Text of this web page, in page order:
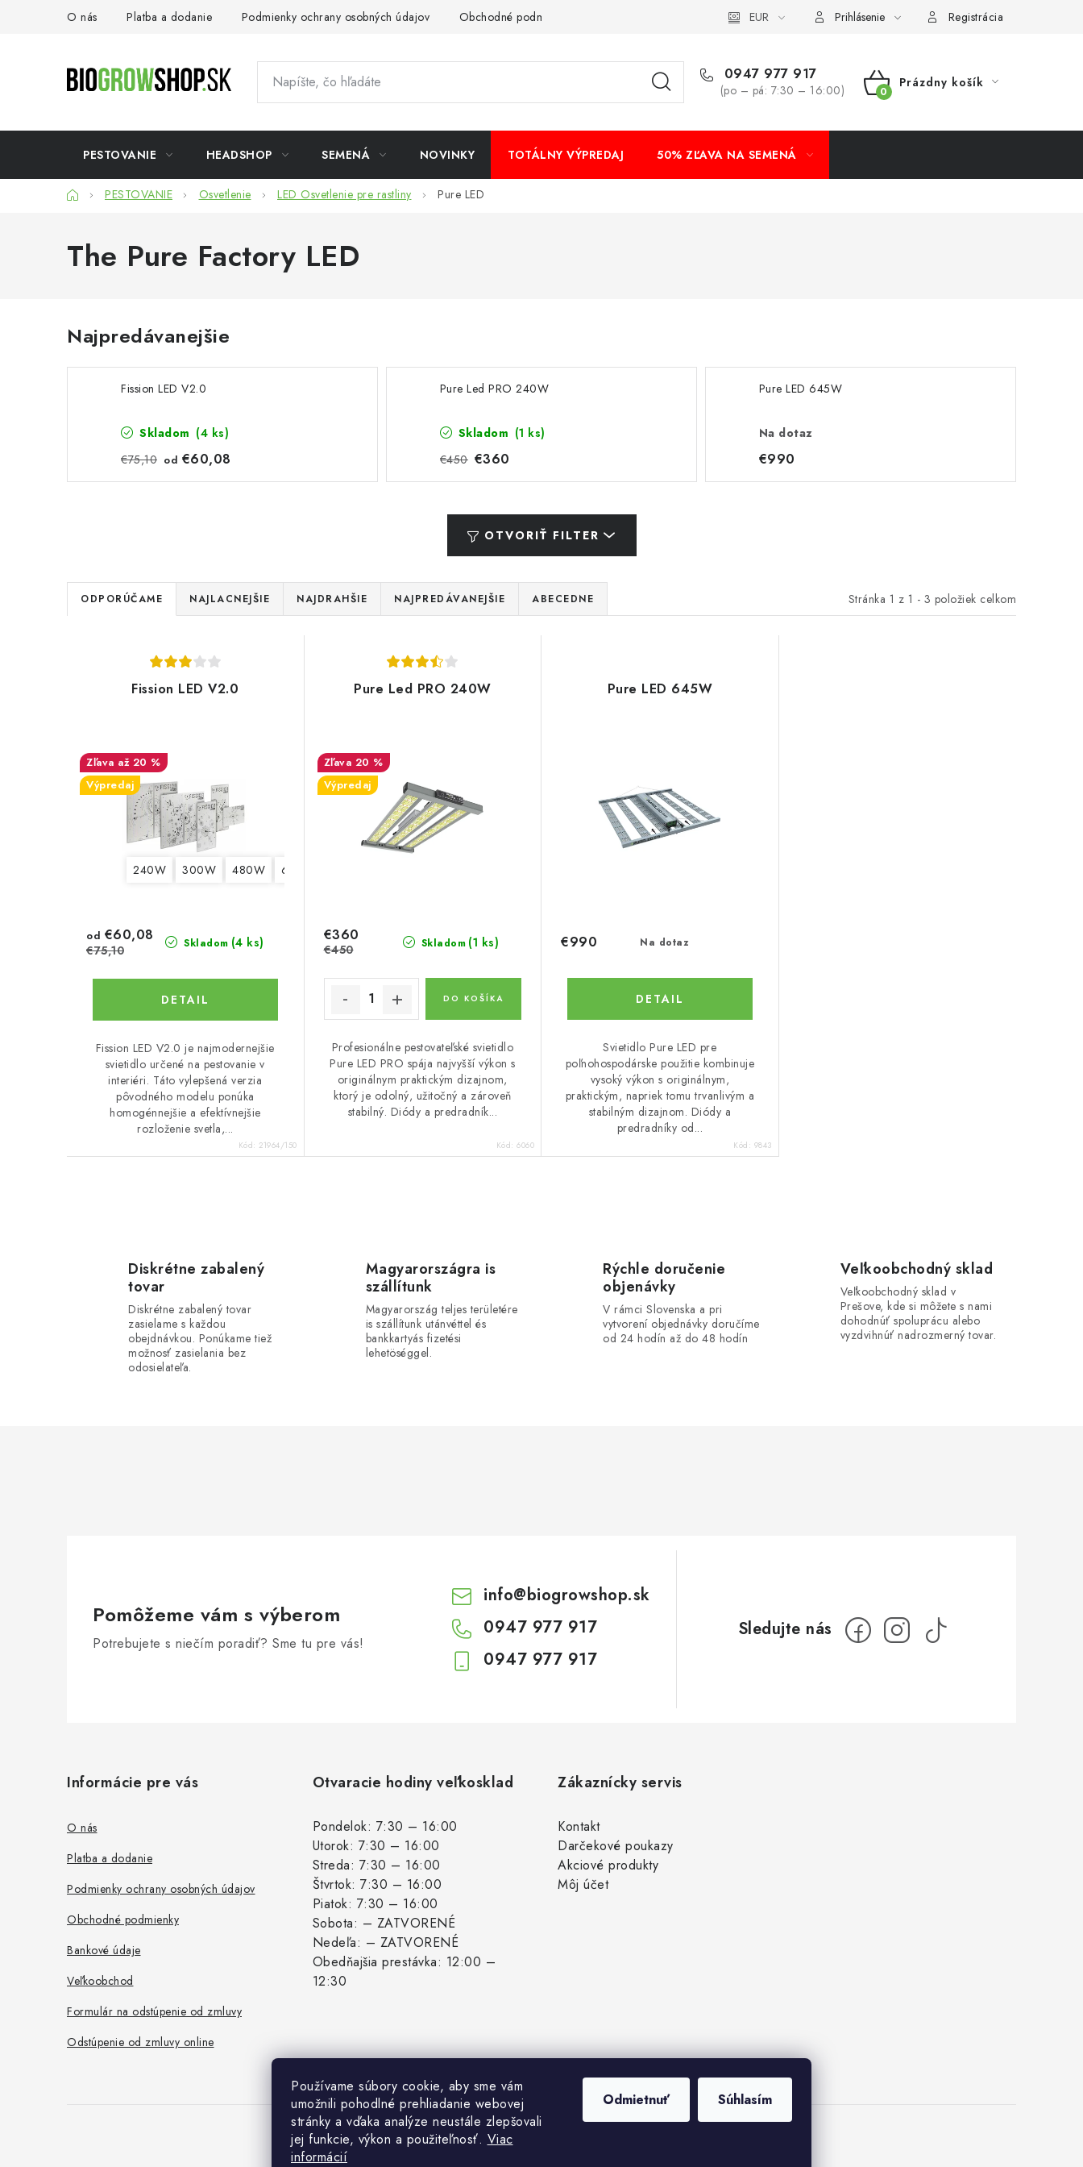
Používame súbory cookie, aby sme vám
umožnili pohodlné prehliadanie webovej
stránky a vďaka analýze neustále zlepšovali
jej funkcie, výkon a použiteľnosť. Viac
informácií
Odmietnuť Súhlasím
O nás Platba a dodanie Podmienky ochrany osobných údajov Obchodné podmienky Veľkoobchod Formulár na odstúpenie od zmluvy
EUR Prihlásenie Registrácia
0947 977 917
(po – pá: 7:30 – 16:00)
NÁKUPNÝ
Prázdny košík
PESTOVANIE HEADSHOP SEMENÁ NOVINKY TOTÁLNY VÝPREDAJ 50% ZĽAVA NA SEMENÁ
DomovPESTOVANIE Osvetlenie LED Osvetlenie pre rastliny Pure LED
The Pure Factory LED
Najpredávanejšie
Fission LED V2.0
Skladom (4 ks)
€75,10 od €60,08
Pure Led PRO 240W
Skladom (1 ks)
€450 €360
Pure LED 645W
Na dotaz
€990
OTVORIŤ FILTER
Stránka 1 z 1 - 3 položiek celkom
R
a
e
ODPORÚČAME NAJLACNEJŠIE NAJDRAHŠIE NAJPREDÁVANEJŠIE ABECEDNE
p
Fission LED V2.0
až 20 %
Výpredaj
240W 300W 480W 600W
Skladom (4 ks)
od €60,08
€75,10
DETAIL
Fission LED V2.0 je najmodernejšie
svietidlo určené na pestovanie v
interiéri. Táto vylepšená verzia
pôvodného modelu ponúka
homogénnejšie a efektívnejšie
rozloženie svetla,...
Kód: 21964/150
Pure Led PRO 240W
20 %
Výpredaj
Skladom (1 ks)
€360
€450
DO KOŠÍKA
Profesionálne pestovateľské svietidlo
Pure LED PRO spája najvyšší výkon s
originálnym praktickým dizajnom,
ktorý je odolný, užitočný a zároveň
stabilný. Diódy a predradník...
Kód: 6060
Pure LED 645W
Na dotaz
€990
DETAIL
Svietidlo Pure LED pre
poľnohospodárske použitie kombinuje
vysoký výkon s originálnym,
praktickým, napriek tomu trvanlivým a
stabilným dizajnom. Diódy a
predradníky od...
Kód: 9843
Diskrétne zabalený
tovar
Diskrétne zabalený tovar
zasielame s každou
obejdnávkou. Ponúkame tiež
možnosť zasielania bez
odosielateľa.
Magyarországra is
szállítunk
Magyarország teljes területére
is szállítunk utánvéttel és
bankkartyás fizetési
lehetöséggel.
Rýchle doručenie
objenávky
V rámci Slovenska a pri
vytvorení objednávky doručíme
od 24 hodín až do 48 hodín
Veľkoobchodný sklad
Veľkoobchodný sklad v
Prešove, kde si môžete s nami
dohodnúť spoluprácu alebo
vyzdvihnúť nadrozmerný tovar.
Pomôžeme vám s výberom
Potrebujete s niečím poradiť? Sme tu pre vás!
info@biogrowshop.sk
0947 977 917
0947 977 917
Informácie pre vás
O nás
Platba a dodanie
Podmienky ochrany osobných údajov
Obchodné podmienky
Bankové údaje
Veľkoobchod
Formulár na odstúpenie od zmluvy
Odstúpenie od zmluvy online
Otvaracie hodiny veľkosklad
Pondelok: 7:30 – 16:00
Utorok: 7:30 – 16:00
Streda: 7:30 – 16:00
Štvrtok: 7:30 – 16:00
Piatok: 7:30 – 16:00
Sobota: – ZATVORENÉ
Nedeľa: – ZATVORENÉ
Obedňajšia prestávka: 12:00 –
12:30
Zákaznícky servis
Kontakt
Darčekové poukazy
Akciové produkty
Môj účet
Copyright 2026Biogrowshop.sk. Všetky práva vyhradené.